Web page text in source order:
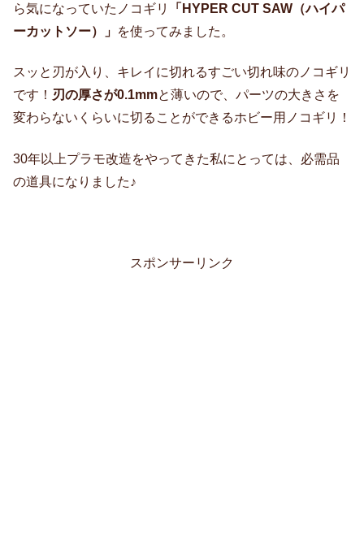
ら気になっていたノコギリ
「HYPER CUT SAW（ハイパ
ーカットソー）
」 を使ってみました。
スッと刃が入り、キレイに切れるすごい切れ味のノコギリ
です！ 刃の厚さが0.1mmと薄いので、パーツの大きさを
変わらないくらいに切ることができるホビー用ノコギリ！
30年以上プラモ改造をやってきた私にとっては、必需品
の道具になりました♪
スポンサーリンク